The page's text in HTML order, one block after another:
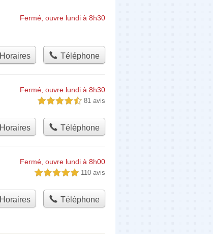
Fermé, ouvre lundi à 8h30
Horaires Téléphone
Fermé, ouvre lundi à 8h30
4,5 étoiles sur 5 81 avis
Horaires Téléphone
Fermé, ouvre lundi à 8h00
5,0 étoiles sur 5 110 avis
Horaires Téléphone